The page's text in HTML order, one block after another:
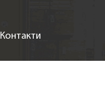
Контакти